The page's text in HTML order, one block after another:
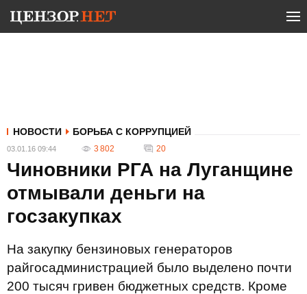
НОВОСТИ БОРЬБА С КОРРУПЦИЕЙ
03.01.16 09:44 3 802 20
Чиновники РГА на Луганщине
отмывали деньги на
госзакупках
На закупку бензиновых генераторов
райгосадминистрацией было выделено почти
200 тысяч гривен бюджетных средств. Кроме